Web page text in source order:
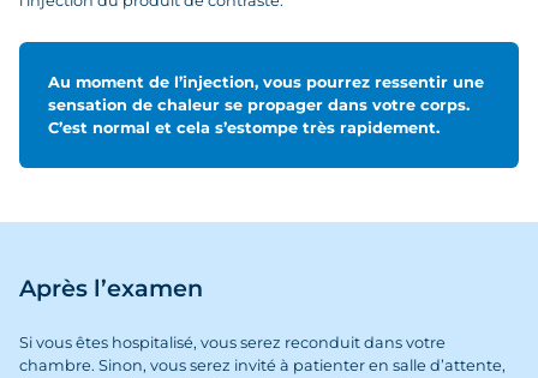
Au moment de l’injection, vous pourrez ressentir une
sensation de chaleur se propager dans votre corps.
C’est normal et cela s’estompe très rapidement.
Après l’examen
Si vous êtes hospitalisé, vous serez reconduit dans votre
chambre. Sinon, vous serez invité à patienter en salle d’attente,